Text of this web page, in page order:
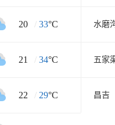
20 / 33°C 水磨
21 / 34°C 五家
22 / 29°C 昌吉